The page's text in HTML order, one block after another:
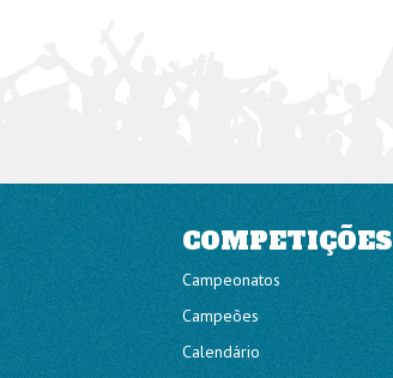
COMPETIÇÕES
Campeonatos
Campeões
Calendário